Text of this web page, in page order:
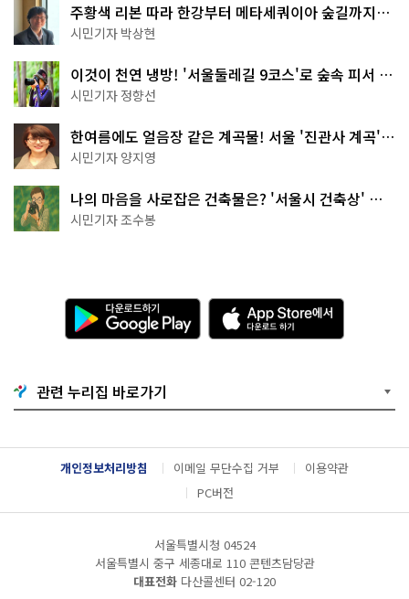
주황색 리본 따라 한강부터 메타세쿼이아 숲길까지…
서울둘레길 15코스
시민기자 박상현
이것이 천연 냉방! '서울둘레길 9코스'로 숲속 피서 떠
나볼까
시민기자 정향선
한여름에도 얼음장 같은 계곡물! 서울 '진관사 계곡'이
천국이네~
시민기자 양지영
나의 마음을 사로잡은 건축물은? '서울시 건축상' 수
상작 공개!
시민기자 조수봉
다
운
로
기
G
o
g
l
e
l
A
p
p
e
서
다
운
드
관련 누리집 바로가기
개인정보처리방침 이메일 무단수집 거부
이용약관
PC버전
서울특별시청 04524
서울특별시 중구 세종대로 110 콘텐츠담당관
대표전화 다산콜센터 02-120